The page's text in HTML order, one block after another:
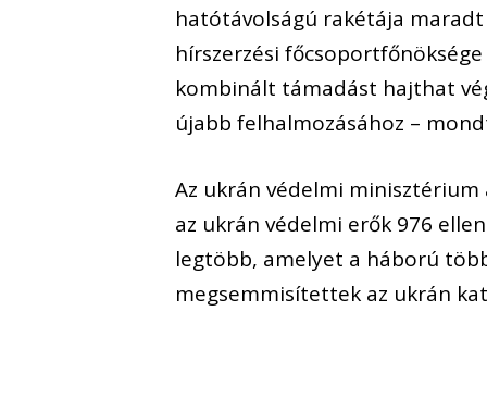
hatótávolságú rakétája
hírszerzési
kombinált támadást hajthat
újabb felhalmozásához –
Az ukrán védelmi
az ukrán védelmi erők 976
legtöbb, amelyet a háború
megsemmisítettek az ukrán